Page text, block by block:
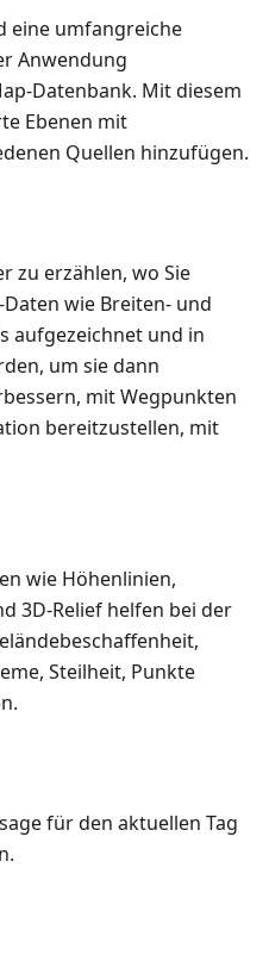
eine umfangreiche
Anwendung
Datenbank. Mit diesem
Ebenen mit
Quellen hinzufügen.
zu erzählen, wo Sie
wie Breiten- und
aufgezeichnet und in
um sie dann
mit Wegpunkten
bereitzustellen, mit
wie Höhenlinien,
3D-Relief helfen bei der
Steilheit, Punkte
für den aktuellen Tag